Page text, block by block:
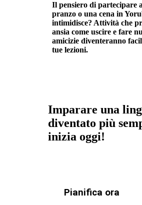
Il pensiero di partecipare
pranzo o una cena in
intimidisce? Attività che
ansia come uscire e fare
amicizie diventeranno
tue lezioni.
Imparare una
diventato più
inizia oggi!
Pianifica ora